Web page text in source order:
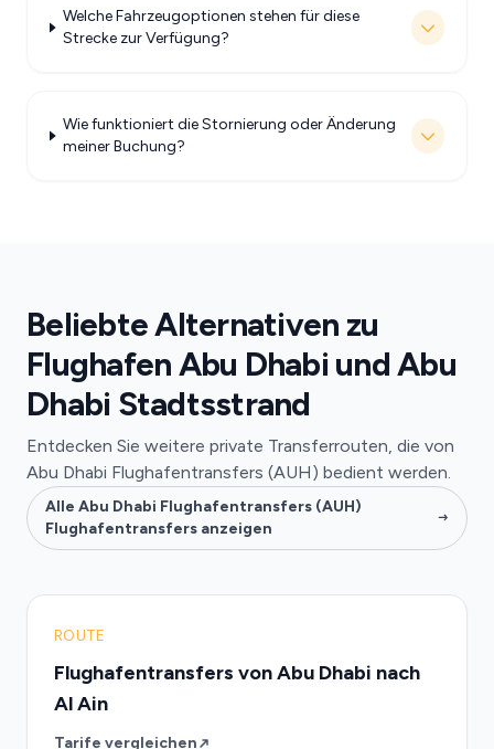
Welche Fahrzeugoptionen stehen für diese
Strecke zur Verfügung?
Wie funktioniert die Stornierung oder Änderung
meiner Buchung?
Beliebte Alternativen zu
Flughafen Abu Dhabi und Abu
Dhabi Stadtsstrand
Entdecken Sie weitere private Transferrouten, die von
Abu Dhabi Flughafentransfers (AUH) bedient werden.
Alle Abu Dhabi Flughafentransfers (AUH)
Flughafentransfers anzeigen
ROUTE
Flughafentransfers von Abu Dhabi nach
Al Ain
Tarife vergleichen